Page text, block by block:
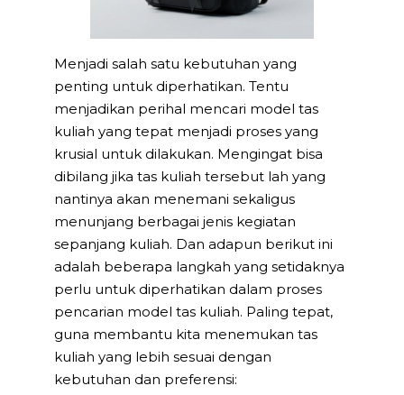
Menjadi salah satu kebutuhan yang
penting untuk diperhatikan. Tentu
menjadikan perihal mencari model tas
kuliah yang tepat menjadi proses yang
krusial untuk dilakukan. Mengingat bisa
dibilang jika tas kuliah tersebut lah yang
nantinya akan menemani sekaligus
menunjang berbagai jenis kegiatan
sepanjang kuliah. Dan adapun berikut ini
adalah beberapa langkah yang setidaknya
perlu untuk diperhatikan dalam proses
pencarian model tas kuliah. Paling tepat,
guna membantu kita menemukan tas
kuliah yang lebih sesuai dengan
kebutuhan dan preferensi: